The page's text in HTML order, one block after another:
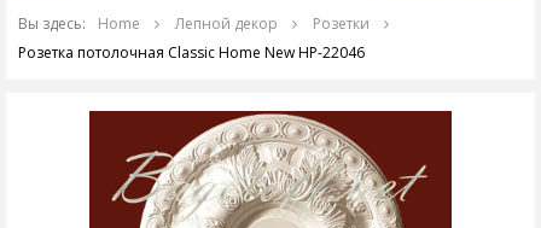
Вы здесь: Home Лепной декор
Розетки
Розетка потолочная Classic Home New HP-22046